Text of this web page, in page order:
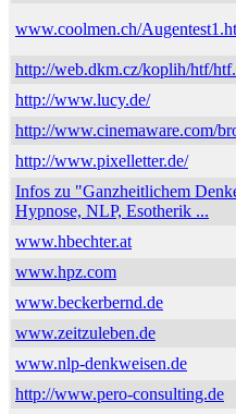
www.coolmen.ch/
http://web.dkm.cz/koplih/htf/
http://www.lucy.de/
http://www.cinemaware.com/
http://www.pixelletter.de/
Infos zu "Ganzheitlichem
Hypnose, NLP, Esotherik ...
www.hbechter.at
www.hpz.com
www.beckerbernd.de
www.zeitzuleben.de
www.nlp-denkweisen.de
http://www.pero-consulting.de